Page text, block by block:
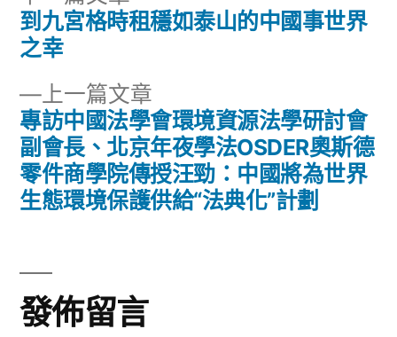
文
導
覽
上一篇文章
一
篇
文
章:
專訪中國法學會環境資源法學研討會
副會長、北京年夜學法OSDER奧斯德
零件商學院傳授汪勁：中國將為世界
生態環境保護供給“法典化”計劃
一
到九宮格時租穩如泰山的中國事世界
之幸
發佈留言